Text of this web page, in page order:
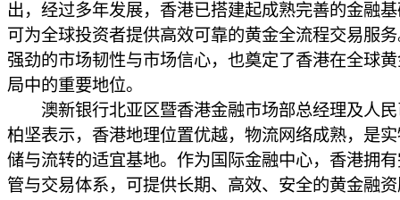
出，经过多年发展，香港已搭建起成熟完善的金融
可为全球投资者提供高效可靠的黄金全流程交易服
强劲的市场韧性与市场信心，也奠定了香港在全球
局中的重要地位。
澳新银行北亚区暨香港金融市场部总经理及人民
柏坚表示，香港地理位置优越，物流网络成熟，是
储与流转的适宜基地。作为国际金融中心，香港拥
管与交易体系，可提供长期、高效、安全的黄金融